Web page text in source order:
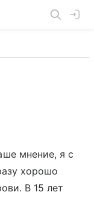
мнение, я с
хорошо
В 15 лет